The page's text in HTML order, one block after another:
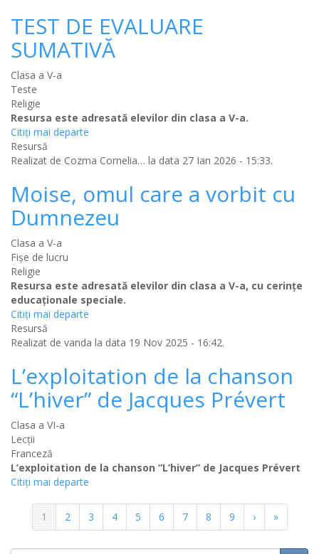
TEST DE EVALUARE
SUMATIVĂ
Clasa a V-a
Teste
Religie
Resursa este adresată elevilor din clasa a V-a.
Citiţi mai departe
Resursă
Realizat de Cozma Cornelia… la data 27 Ian 2026 - 15:33.
Moise, omul care a vorbit cu
Dumnezeu
Clasa a V-a
Fișe de lucru
Religie
Resursa este adresată elevilor din clasa a V-a, cu cerințe
educaționale speciale.
Citiţi mai departe
Resursă
Realizat de vanda la data 19 Nov 2025 - 16:42.
L’exploitation de la chanson
“L’hiver” de Jacques Prévert
Clasa a VI-a
Lecții
Franceză
L’exploitation de la chanson “L’hiver” de Jacques Prévert
Citiţi mai departe
Paginație
Pagina
curentă
1 Pagina
2 Pagina
3 Pagina
4 Pagina
5 Pagina
6 Pagina
7 Pagina
8 Pagina
9
Pagina
următoare
›
Ultima
pagină
»